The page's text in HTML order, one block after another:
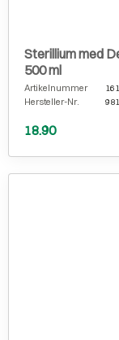
Sterillium med
500 ml
Artikelnummer
Hersteller-Nr.
18.90